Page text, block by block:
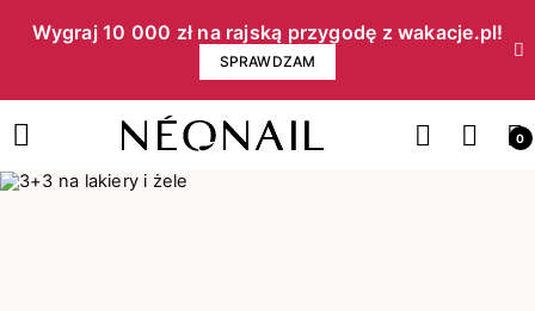
Wygraj 10 000 zł na rajską przygodę z wakacje.pl!​
SPRAWDZAM
0